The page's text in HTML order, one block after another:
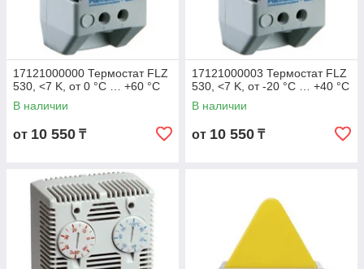
17121000000 Термостат FLZ
530, <7 K, от 0 °C … +60 °C
В наличии
от 10 550 ₸
17121000003 Термостат FLZ
530, <7 K, от -20 °C … +40 °C
В наличии
от 10 550 ₸